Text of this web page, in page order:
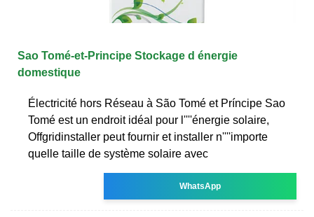
Sao Tomé-et-Principe Stockage d énergie
domestique
Électricité hors Réseau à São Tomé et Príncipe Sao
Tomé est un endroit idéal pour l''''énergie solaire,
Offgridinstaller peut fournir et installer n''''importe
quelle taille de système solaire avec
WhatsApp